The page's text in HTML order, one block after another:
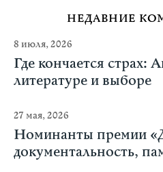
НЕДАВНИЕ
8 июля, 2026
Где кончается страх:
литературе и выборе
27 мая, 2026
Номинанты премии
документальность,